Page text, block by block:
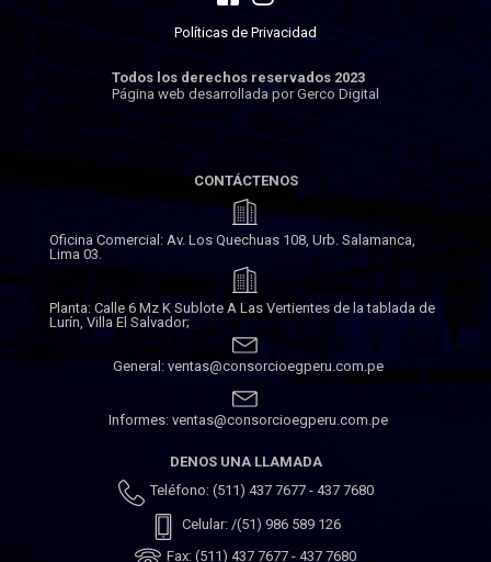
Políticas de Privacidad
Todos los derechos reservados 2023
Página web desarrollada por Gerco Digital
CONTÁCTENOS
Oficina Comercial: Av. Los Quechuas 108, Urb. Salamanca,
Lima 03.
Planta: Calle 6 Mz K Sublote A Las Vertientes de la tablada de
Lurín, Villa El Salvador;
General: ventas@consorcioegperu.com.pe
Informes: ventas@consorcioegperu.com.pe
DENOS UNA LLAMADA
Teléfono: (511) 437 7677 - 437 7680
Celular: /(51) 986 589 126
Fax: (511) 437 7677 - 437 7680